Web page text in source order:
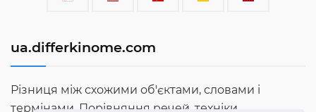
ua.differkinome.com
Різниця між схожими об'єктами, словами і
термінами. Порівняння речей, техніки,